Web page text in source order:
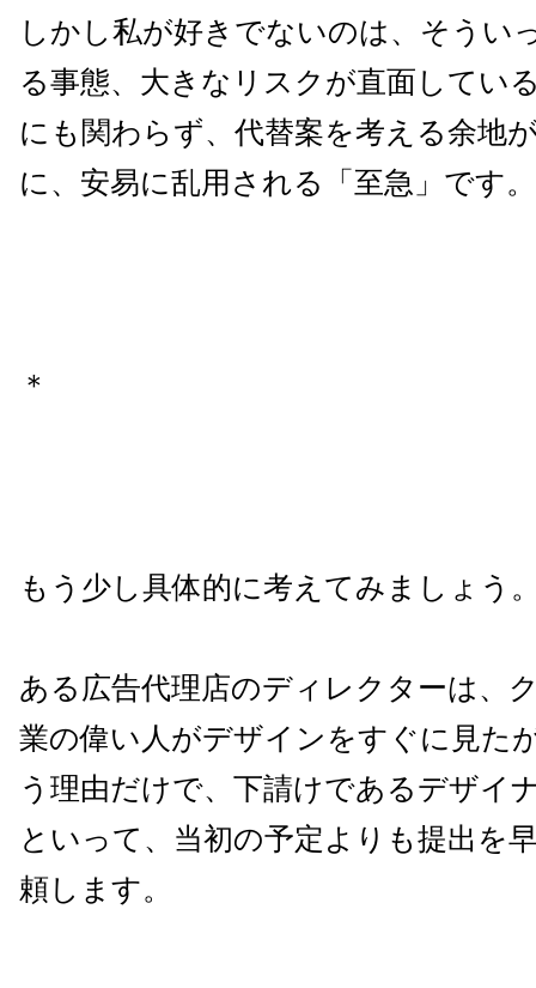
しかし私が好きでないのは、そうい
る事態、大きなリスクが直面してい
にも関わらず、代替案を考える余地
に、安易に乱用される「至急」です。
＊
もう少し具体的に考えてみましょう
ある広告代理店のディレクターは、
業の偉い人がデザインをすぐに見た
う理由だけで、下請けであるデザイ
といって、当初の予定よりも提出を
頼します。